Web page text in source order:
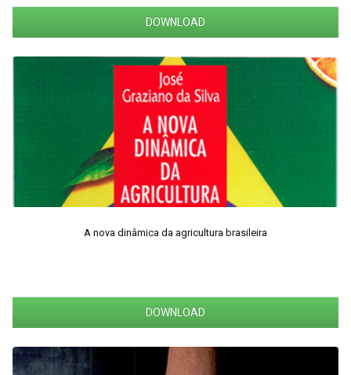
DOWNLOAD
A nova dinâmica da agricultura brasileira
DOWNLOAD